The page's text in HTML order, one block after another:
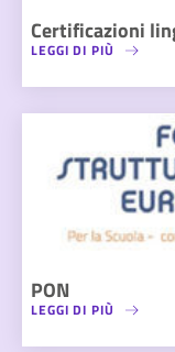
Certificazioni
LEGGI DI PIÙ
PON
LEGGI DI PIÙ